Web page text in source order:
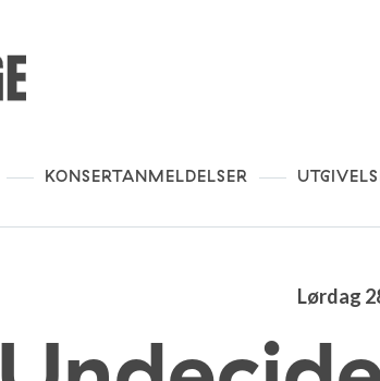
KONSERTANMELDELSER
Lørdag